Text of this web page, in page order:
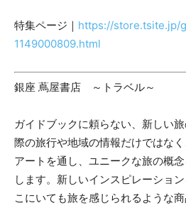
特集ページ｜ https://store.tsite.jp/
1149000809.html
銀座 蔦屋書店 ～トラベル～
ガイドブックに頼らない、新しい
際の旅行や地域の情報だけではな
アートを通し、ユニークな旅の概
します。新しいインスピレーショ
こにいても旅を感じられるような商